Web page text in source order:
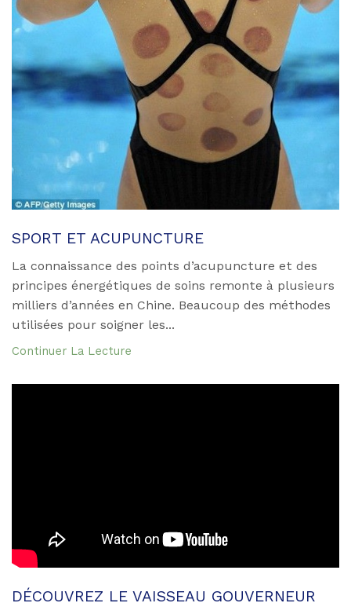
SPORT ET ACUPUNCTURE
La connaissance des points d’acupuncture et des
principes énergétiques de soins remonte à plusieurs
milliers d’années en Chine. Beaucoup des méthodes
utilisées pour soigner les...
Continuer La Lecture
DÉCOUVREZ LE VAISSEAU GOUVERNEUR